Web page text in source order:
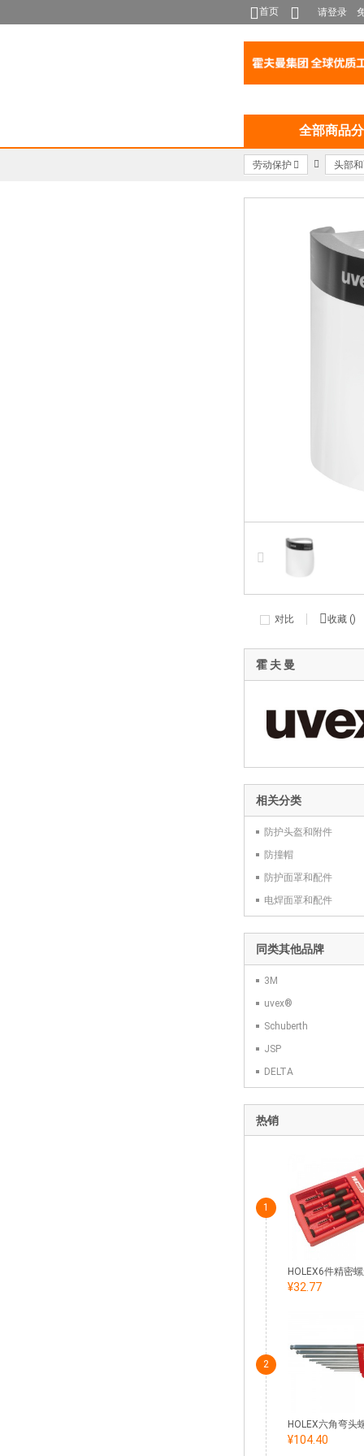
首页 请登录
全部商品
劳动保护 头部
对比 收藏 ()
霍 夫 曼
相关分类
防护头盔和附件
防撞帽
防护面罩和配件
电焊面罩和配件
同类其他品牌
3M
uvex®
Schuberth
JSP
DELTA
热销
1
2
¥32.77
¥104.40